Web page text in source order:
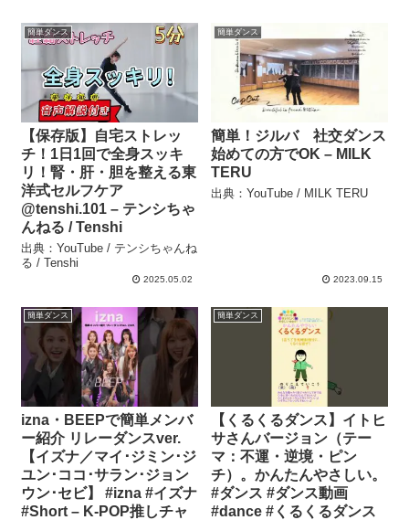
簡単ダンス
【保存版】自宅ストレッ
チ！1日1回で全身スッキ
リ！腎・肝・胆を整える東
洋式セルフケア
@tenshi.101 – テンシちゃ
んねる / Tenshi
出典：YouTube / テンシちゃんね
る / Tenshi
2025.05.02
簡単ダンス
簡単！ジルバ 社交ダンス
始めての方でOK – MILK
TERU
出典：YouTube / MILK TERU
2023.09.15
簡単ダンス
izna・BEEPで簡単メンバ
ー紹介 リレーダンスver.
【イズナ／マイ･ジミン･ジ
ユン･ココ･サラン･ジョン
ウン･セビ】 #izna #イズナ
#Short – K-POP推しチャ
簡単ダンス
【くるくるダンス】イトヒ
サさんバージョン（テー
マ：不運・逆境・ピン
チ）。かんたんやさしい。
#ダンス #ダンス動画
#dance #くるくるダンス